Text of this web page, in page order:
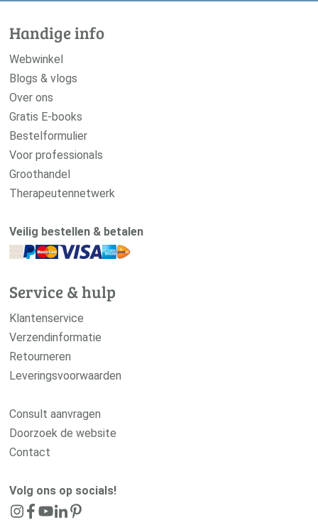
Handige info
Webwinkel
Blogs & vlogs
Over ons
Gratis E-books
Bestelformulier
Voor professionals
Groothandel
Therapeutennetwerk
Veilig bestellen & betalen
Service & hulp
Klantenservice
Verzendinformatie
Retourneren
Leveringsvoorwaarden
Consult aanvragen
Doorzoek de website
Contact
Volg ons op socials!